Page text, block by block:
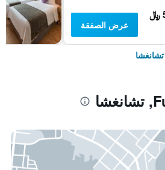
عرض الصفقة